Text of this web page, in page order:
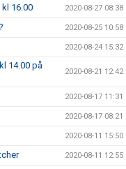
16.00 2020-08-27 08:38
2020-08-25 10:58
2020-08-24 15:32
14.00 på
2020-08-21 12:42
2020-08-17 11:31
2020-08-17 08:21
2020-08-11 15:50
2020-08-11 12:55